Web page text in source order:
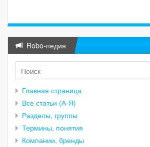
Robo-педия
Главная страница
Все статьи (А-Я)
Разделы, группы
Термины, понятия
Компании, бренды